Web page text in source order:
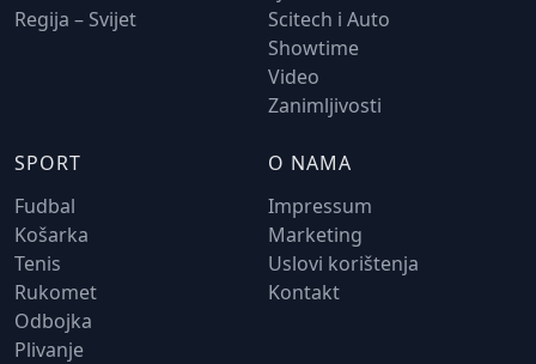
Regija – Svijet
Scitech i Auto
Showtime
Video
Zanimljivosti
SPORT
Fudbal
Košarka
Tenis
Rukomet
Odbojka
Plivanje
O NAMA
Impressum
Marketing
Uslovi korištenja
Kontakt